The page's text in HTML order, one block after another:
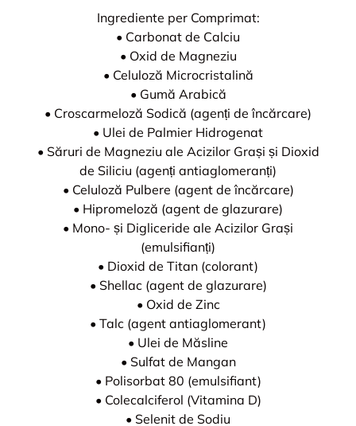
Ingrediente per Comprimat:
• Carbonat de Calciu
• Oxid de Magneziu
• Celuloză Microcristalină
• Gumă Arabică
• Croscarmeloză Sodică (agenți de încărcare)
• Ulei de Palmier Hidrogenat
• Săruri de Magneziu ale Acizilor Grași și Dioxid
de Siliciu (agenți antiaglomeranți)
• Celuloză Pulbere (agent de încărcare)
• Hipromeloză (agent de glazurare)
• Mono- și Digliceride ale Acizilor Grași
(emulsifianți)
• Dioxid de Titan (colorant)
• Shellac (agent de glazurare)
• Oxid de Zinc
• Talc (agent antiaglomerant)
• Ulei de Măsline
• Sulfat de Mangan
• Polisorbat 80 (emulsifiant)
• Colecalciferol (Vitamina D)
• Selenit de Sodiu